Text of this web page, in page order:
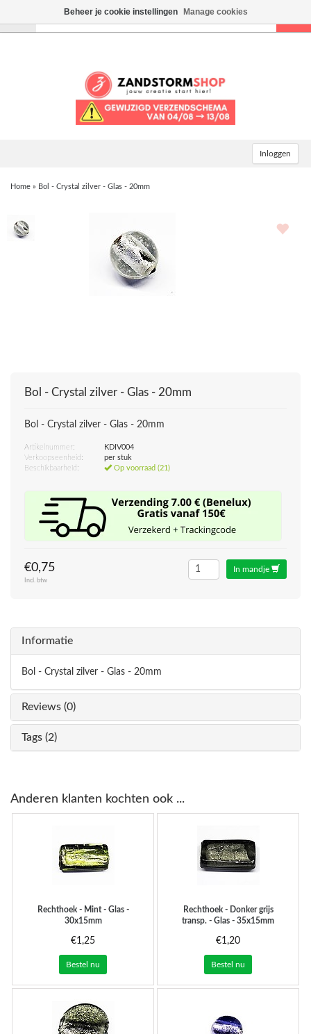
Inloggen
Home » Bol - Crystal zilver - Glas - 20mm
Bol - Crystal zilver - Glas - 20mm
Bol - Crystal zilver - Glas - 20mm
Artikelnummer:
KDIV004
Verkoopseenheid:
per stuk
Beschikbaarheid:
Op voorraad (21)
€0,75
Incl. btw
In mandje
Informatie
Bol - Crystal zilver - Glas - 20mm
Reviews (0)
Tags (2)
Anderen klanten kochten ook ...
Rechthoek - Mint - Glas -
30x15mm
€1,25
Bestel nu
Rechthoek - Donker grijs
transp. - Glas - 35x15mm
€1,20
Bestel nu
Beheer je cookie instellingen Manage cookies